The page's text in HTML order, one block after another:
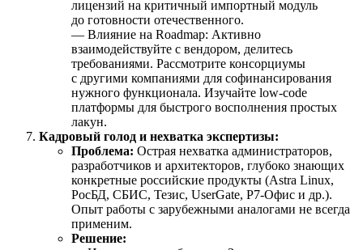
лицензий на критичный импортный модуль
до готовности отечественного.
— Влияние на Roadmap: Активно
взаимодействуйте с вендором, делитесь
требованиями. Рассмотрите консорциумы
с другими компаниями для софинансирования
нужного функционала. Изучайте low-code
платформы для быстрого восполнения простых
лакун.
Кадровый голод и нехватка экспертизы:
Проблема: Острая нехватка администраторов,
разработчиков и архитекторов, глубоко знающих
конкретные российские продукты (Astra Linux,
РосБД, СБИС, Тезис, UserGate, Р7-Офис и др.).
Опыт работы с зарубежными аналогами не всегда
применим.
Решение: